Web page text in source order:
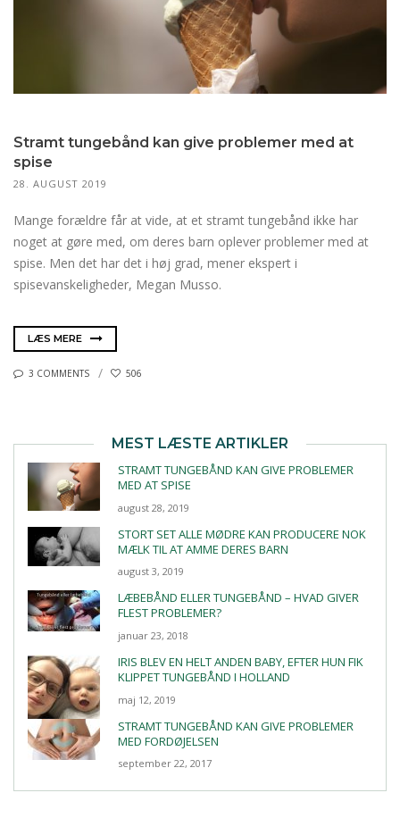
Stramt tungebånd kan give problemer med at
spise
28. AUGUST 2019
Mange forældre får at vide, at et stramt tungebånd ikke har
noget at gøre med, om deres barn oplever problemer med at
spise. Men det har det i høj grad, mener ekspert i
spisevanskeligheder, Megan Musso.
LÆS MERE
3 COMMENTS 506
MEST LÆSTE ARTIKLER
STRAMT TUNGEBÅND KAN GIVE PROBLEMER
MED AT SPISE
august 28, 2019
STORT SET ALLE MØDRE KAN PRODUCERE NOK
MÆLK TIL AT AMME DERES BARN
august 3, 2019
LÆBEBÅND ELLER TUNGEBÅND – HVAD GIVER
FLEST PROBLEMER?
januar 23, 2018
IRIS BLEV EN HELT ANDEN BABY, EFTER HUN FIK
KLIPPET TUNGEBÅND I HOLLAND
maj 12, 2019
STRAMT TUNGEBÅND KAN GIVE PROBLEMER
MED FORDØJELSEN
september 22, 2017